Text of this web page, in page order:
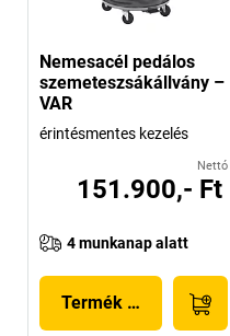
Nemesacél pedálos
szemeteszsákállvány –
VAR
érintésmentes kezelés
Nettó
151.900,- Ft
4 munkanap alatt
Termék megjelenítése